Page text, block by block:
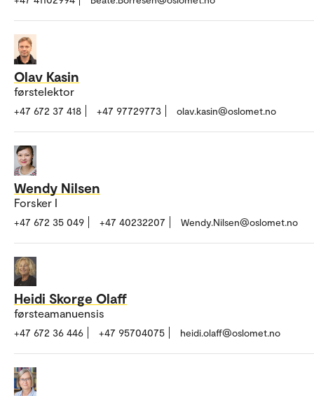
Olav Kasin
førstelektor
+47 672 37 418 +47 97729773 olav.kasin@oslomet.no
Wendy Nilsen
Forsker I
+47 672 35 049 +47 40232207 Wendy.Nilsen@oslomet.no
Heidi Skorge Olaff
førsteamanuensis
+47 672 36 446 +47 95704075 heidi.olaff@oslomet.no